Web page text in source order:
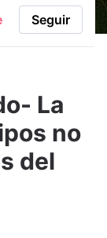
Seguir
La
no
del